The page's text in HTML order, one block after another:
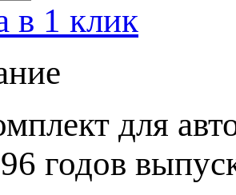
в 1 клик
для
годов